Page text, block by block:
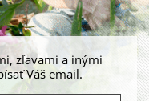
zľavami a inými
Váš email.